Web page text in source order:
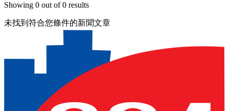
Showing 0 out of0 results
未找到符合您條件的新聞文章